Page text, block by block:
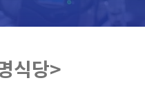
식당>